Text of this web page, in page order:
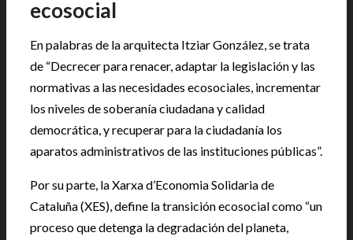
ecosocial
En palabras de la arquitecta Itziar González, se trata
de “Decrecer para renacer, adaptar la legislación y las
normativas a las necesidades ecosociales, incrementar
los niveles de soberanía ciudadana y calidad
democrática, y recuperar para la ciudadanía los
aparatos administrativos de las instituciones públicas”.
Por su parte, la Xarxa d’Economia Solidaria de
Cataluña (XES), define la transición ecosocial como “un
proceso que detenga la degradación del planeta,